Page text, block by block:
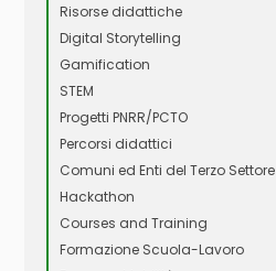
Risorse didattiche
Digital Storytelling
Gamification
STEM
Progetti PNRR/PCTO
Percorsi didattici
Comuni ed Enti del Terzo Settore
Hackathon
Courses and Training
Formazione Scuola-Lavoro